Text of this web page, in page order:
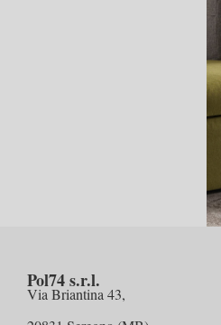
Pol74 s.r.l.
Via Briantina 43,